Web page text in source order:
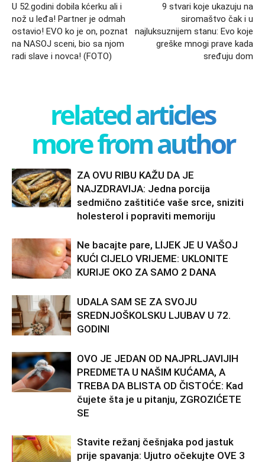
U 52.godini dobila kćerku ali i
nož u leđa! Partner je odmah
ostavio! EVO ko je on, poznat
na NASOJ sceni, bio sa njom
radi slave i novca! (FOTO)
9 stvari koje ukazuju na
siromaštvo čak i u
najluksuznijem stanu: Evo koje
greške mnogi prave kada
sređuju dom
related articles
more from author
ZA OVU RIBU KAŽU DA JE
NAJZDRAVIJA: Jedna porcija
sedmično zaštitiće vaše srce, sniziti
holesterol i popraviti memoriju
Ne bacajte pare, LIJEK JE U VAŠOJ
KUĆI CIJELO VRIJEME: UKLONITE
KURIJE OKO ZA SAMO 2 DANA
UDALA SAM SE ZA SVOJU
SREDNJOŠKOLSKU LJUBAV U 72.
GODINI
OVO JE JEDAN OD NAJPRLJAVIJIH
PREDMETA U NAŠIM KUĆAMA, A
TREBA DA BLISTA OD ČISTOĆE: Kad
čujete šta je u pitanju, ZGROZIĆETE
SE
Stavite režanj češnjaka pod jastuk
prije spavanja: Ujutro očekujte OVE 3